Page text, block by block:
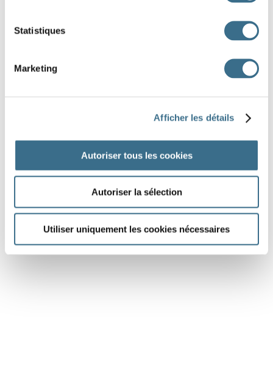
Statistiques
Marketing
Afficher les détails
Autoriser tous les cookies
Autoriser la sélection
Utiliser uniquement les cookies nécessaires